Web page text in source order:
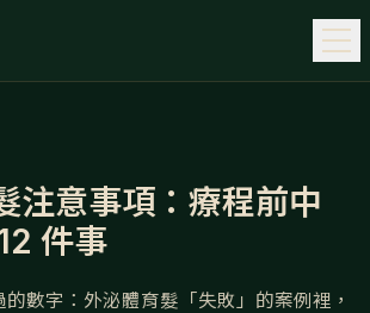
注意事項：療程前中
件事
數字：外泌體育髮「失敗」的案例裡，